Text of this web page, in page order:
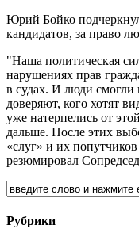
Юрий Бойко
кандидатов, за право
"Наша политическая
нарушениях прав
в судах. И люди смогли
доверяют, кого хотят
уже натерпелись от
дальше. После этих
«слуг» и их
резюмировал
Рубрики